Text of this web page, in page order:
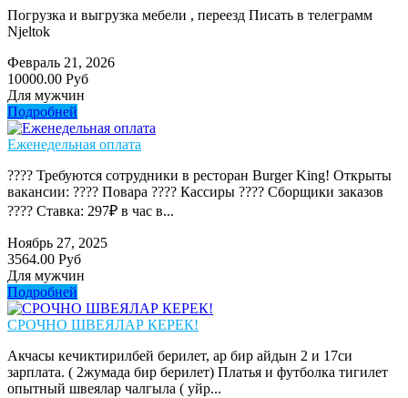
Погрузка и выгрузка мебели , переезд Писать в телеграмм
Njeltok
Февраль 21, 2026
10000.00 Руб
Для мужчин
Подробней
Еженедельная оплата
???? Требуются сотрудники в ресторан Burger King! Открыты
вакансии: ???? Повара ???? Кассиры ???? Сборщики заказов
???? Ставка: 297₽ в час в...
Ноябрь 27, 2025
3564.00 Руб
Для мужчин
Подробней
СРОЧНО ШВЕЯЛАР КЕРЕК!
Акчасы кечиктирилбей берилет, ар бир айдын 2 и 17си
зарплата. ( 2жумада бир берилет) Платья и футболка тигилет
опытный швеялар чалгыла ( уйр...